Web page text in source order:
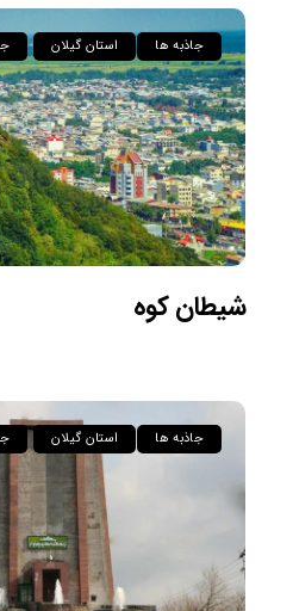
جاذبه ها استان گیلان
شیطان کوه
جاذبه ها استان گیلان